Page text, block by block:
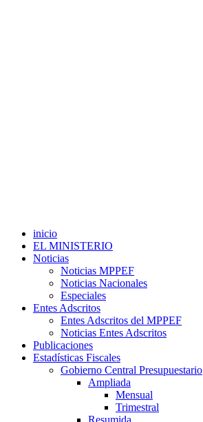
inicio
EL MINISTERIO
Noticias
Noticias MPPEF
Noticias Nacionales
Especiales
Entes Adscritos
Entes Adscritos del MPPEF
Noticias Entes Adscritos
Publicaciones
Estadísticas Fiscales
Gobierno Central Presupuestario
Ampliada
Mensual
Trimestral
Resumida